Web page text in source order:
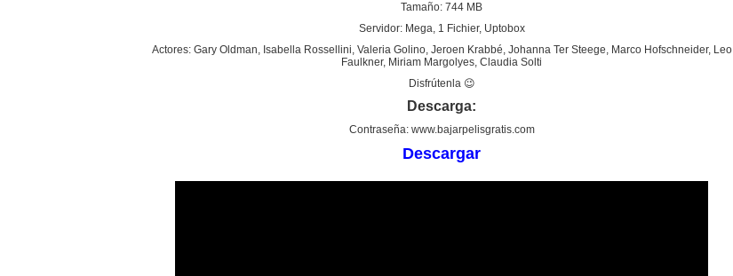
Tamaño: 744 MB
Servidor: Mega, 1 Fichier, Uptobox
Actores: Gary Oldman, Isabella Rossellini, Valeria Golino, Jeroen Krabbé, Johanna Ter Steege, Marco Hofschneider, Leo
Faulkner, Miriam Margolyes, Claudia Solti
Disfrútenla 😉
Descarga:
Contraseña: www.bajarpelisgratis.com
Descargar